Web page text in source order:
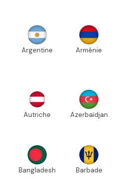
Argentine Arménie
Autriche Azerbaïdjan
Bangladesh Barbade